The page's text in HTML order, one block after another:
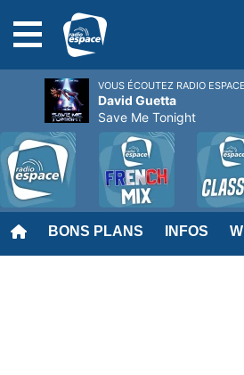
BONS PLANS INFOS
VOUS ÉCOUTEZ RADIO ESPACE
David Guetta
Save Me Tonight